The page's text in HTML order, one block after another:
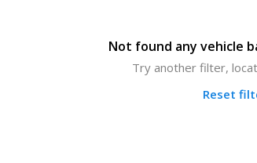
Not found any vehicle
Try another filter,
Reset